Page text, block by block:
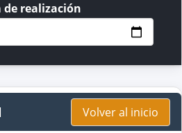
de realización
Volver al inicio